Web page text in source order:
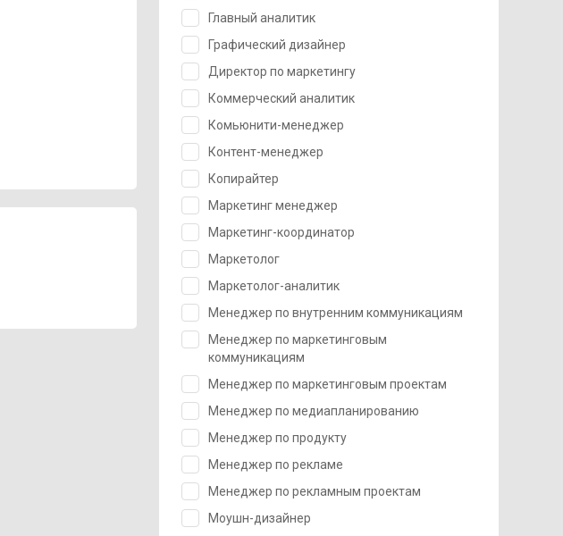
Главный аналитик
Графический дизайнер
Директор по маркетингу
Коммерческий аналитик
Комьюнити-менеджер
Контент-менеджер
Копирайтер
Маркетинг менеджер
Маркетинг-координатор
Маркетолог
Маркетолог-аналитик
Менеджер по внутренним коммуникациям
Менеджер по маркетинговым
коммуникациям
Менеджер по маркетинговым проектам
Менеджер по медиапланированию
Менеджер по продукту
Менеджер по рекламе
Менеджер по рекламным проектам
Моушн-дизайнер